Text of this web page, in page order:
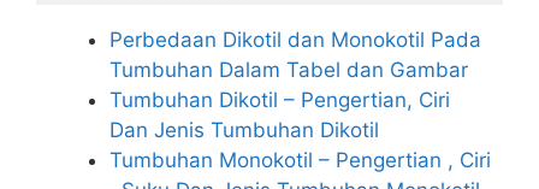
Perbedaan Dikotil dan Monokotil Pada
Tumbuhan Dalam Tabel dan Gambar
Tumbuhan Dikotil – Pengertian, Ciri
Dan Jenis Tumbuhan Dikotil
Tumbuhan Monokotil – Pengertian , Ciri